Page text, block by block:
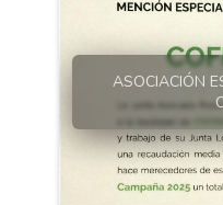
ASOCIACIÓN